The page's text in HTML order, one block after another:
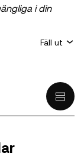
i din
juridisk
krypto-/digitala
en hög
krypto/digitala
av din
Fäll ut